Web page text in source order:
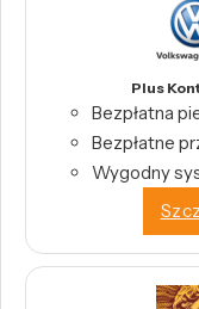
Plus
Bezpłatna
Bezpłatne
Wygodny